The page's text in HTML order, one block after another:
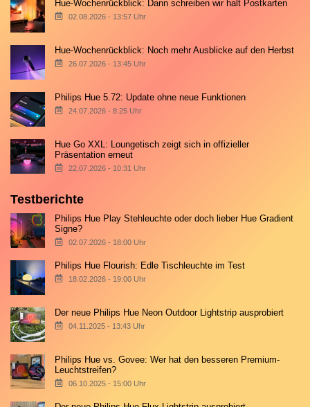
Hue-Wochenrückblick: Dann schreiben wir halt Postkarten
02.08.2026 - 13:57 Uhr
Hue-Wochenrückblick: Noch mehr Ausblicke auf den Herbst
26.07.2026 - 13:45 Uhr
Philips Hue 5.72: Update ohne neue Funktionen
24.07.2026 - 8:25 Uhr
Hue Go XXL: Loungetisch zeigt sich in offizieller
Präsentation erneut
22.07.2026 - 10:31 Uhr
Testberichte
Philips Hue Play Stehleuchte oder doch lieber Hue Gradient
Signe?
02.07.2026 - 18:00 Uhr
Philips Hue Flourish: Edle Tischleuchte im Test
18.02.2026 - 19:00 Uhr
Der neue Philips Hue Neon Outdoor Lightstrip ausprobiert
04.11.2025 - 13:43 Uhr
Philips Hue vs. Govee: Wer hat den besseren Premium-
Leuchtstreifen?
06.10.2025 - 15:00 Uhr